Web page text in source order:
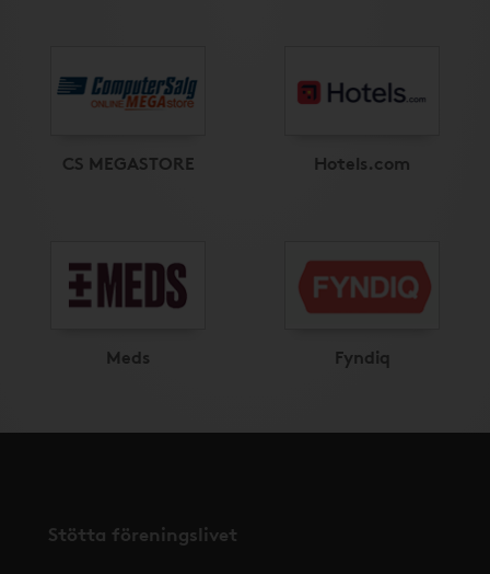
CS MEGASTORE Hotels.com
Meds Fyndiq
Stötta föreningslivet